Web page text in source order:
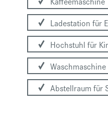
Ladestation für
Hochstuhl für
Waschmaschine
Abstellraum für